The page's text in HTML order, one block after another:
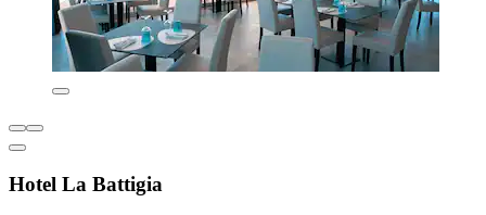
Hotel La Battigia